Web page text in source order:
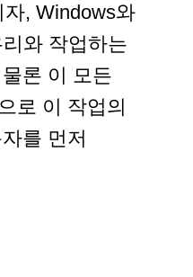
, Windows와
와 작업하는
론 이 모든
로 이 작업의
를 먼저